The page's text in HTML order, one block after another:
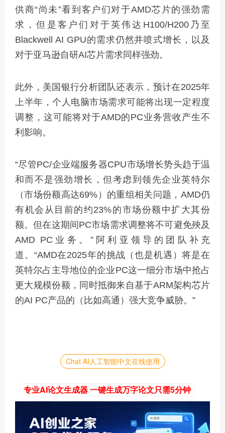
供商“尚未”看到客户们对于AMD芯片的强劲需
求，但是客户们对于英伟达H100/H200乃至
Blackwell AI GPU的需求仍然井喷式增长，以及
对于亚马逊自研AI芯片需求同样强劲。
此外，美国银行分析团队还表示，预计在2025年
上半年，个人电脑市场需求可能将出现一定程度
调整，这可能将对于AMD的PC业务营收产生不
利影响。
“尽管PC/企业端服务器CPU市场增长势头趋于温
和而不是强劲增长，但考虑到领先企业英特尔
（市场份额高达69%）的重组相关问题，AMD仍
有机会从目前的约23%的市场份额中扩大其份
额。但在这期间PC市场需求调整将不可避免殃及
AMD PC业务。”阿利亚领导的团队补充
道。“AMD在2025年的挑战（也是机遇）将是在
英特尔占主导地位的企业PC这一细分市场中抢占
更大规模份额，同时抵御来自基于ARM架构芯片
的AI PC产品的（比如高通）强大竞争威胁。”
Chat AI人工智能中文在线使用
专业AI论文生成器 一键生成万字论文只需5分钟